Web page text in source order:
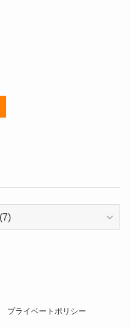
プライベートポリシー